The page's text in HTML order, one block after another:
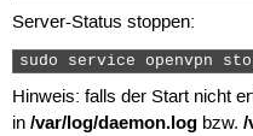
Server-Status stoppen:
sudo service openvpn
Hinweis: falls der Start nicht
in /var/log/daemon.logbzw. /